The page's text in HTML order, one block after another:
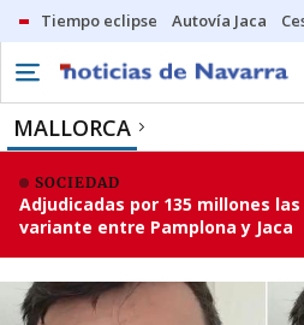
Tiempo eclipse Autovía Jaca
MALLORCA
SOCIEDAD
Adjudicadas por 135 millones
variante entre Pamplona y Jaca